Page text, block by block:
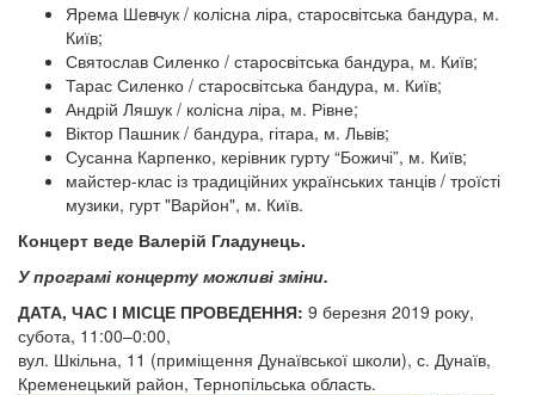
Ярема Шевчук / колісна ліра, старосвітська бандура, м.
Київ;
Святослав Силенко / старосвітська бандура, м. Київ;
Тарас Силенко / старосвітська бандура, м. Київ;
Андрій Ляшук / колісна ліра, м. Рівне;
Віктор Пашник / бандура, гітара, м. Львів;
Сусанна Карпенко, керівник гурту “Божичі”, м. Київ;
майстер-клас із традиційних українських танців / троїсті
музики, гурт "Варйон", м. Київ.
Концерт веде Валерій Гладунець.
У програмі концерту можливі зміни.
ДАТА, ЧАС І МІСЦЕ ПРОВЕДЕННЯ: 9 березня 2019 року,
субота, 11:00–0:00,
вул. Шкільна, 11 (приміщення Дунаївської школи), с. Дунаїв,
Кременецький район, Тернопільська область.